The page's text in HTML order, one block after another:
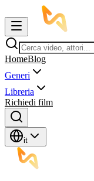
HomeBlog
Generi
Libreria
Richiedi film
it